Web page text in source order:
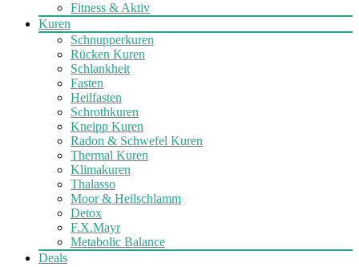
Fitness & Aktiv
Kuren
Schnupperkuren
Rücken Kuren
Schlankheit
Fasten
Heilfasten
Schrothkuren
Kneipp Kuren
Radon & Schwefel Kuren
Thermal Kuren
Klimakuren
Thalasso
Moor & Heilschlamm
Detox
F.X.Mayr
Metabolic Balance
Deals